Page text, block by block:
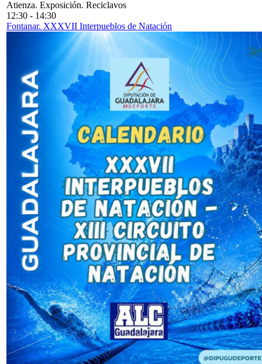
Atienza. Exposición. Reciclavos
12:30 - 14:30
Fontanar. XXXVII Interpueblos de Natación